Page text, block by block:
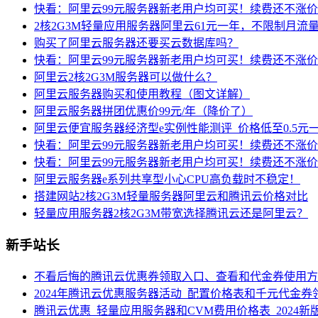
快看：阿里云99元服务器新老用户均可买！续费还不涨价
2核2G3M轻量应用服务器阿里云61元一年，不限制月流
购买了阿里云服务器还要买云数据库吗？
快看：阿里云99元服务器新老用户均可买！续费还不涨价
阿里云2核2G3M服务器可以做什么？
阿里云服务器购买和使用教程（图文详解）
阿里云服务器拼团优惠价99元/年（降价了）
阿里云便宜服务器经济型e实例性能测评_价格低至0.5元
快看：阿里云99元服务器新老用户均可买！续费还不涨价
快看：阿里云99元服务器新老用户均可买！续费还不涨价
阿里云服务器e系列共享型小心CPU高负载时不稳定！
搭建网站2核2G3M轻量服务器阿里云和腾讯云价格对比
轻量应用服务器2核2G3M带宽选择腾讯云还是阿里云？
新手站长
不看后悔的腾讯云优惠券领取入口、查看和代金券使用
2024年腾讯云优惠服务器活动_配置价格表和千元代金券
腾讯云优惠_轻量应用服务器和CVM费用价格表_2024新